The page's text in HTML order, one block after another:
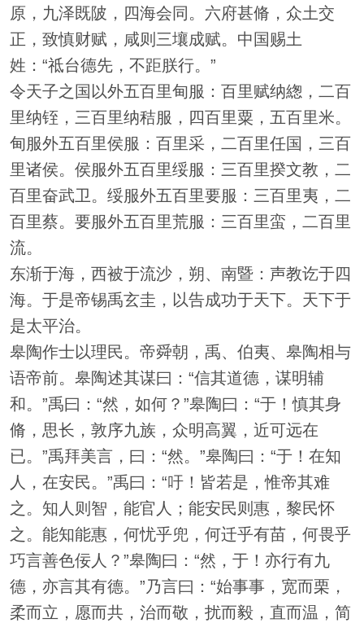
原，九泽既陂，四海会同。六府甚脩，众土交
正，致慎财赋，咸则三壤成赋。中国赐土
姓：“祗台德先，不距朕行。”
令天子之国以外五百里甸服：百里赋纳緫，二百
里纳铚，三百里纳秸服，四百里粟，五百里米。
甸服外五百里侯服：百里采，二百里任国，三百
里诸侯。侯服外五百里绥服：三百里揆文教，二
百里奋武卫。绥服外五百里要服：三百里夷，二
百里蔡。要服外五百里荒服：三百里蛮，二百里
流。
东渐于海，西被于流沙，朔、南暨：声教讫于四
海。于是帝锡禹玄圭，以告成功于天下。天下于
是太平治。
皋陶作士以理民。帝舜朝，禹、伯夷、皋陶相与
语帝前。皋陶述其谋曰：“信其道德，谋明辅
和。”禹曰：“然，如何？”皋陶曰：“于！慎其身
脩，思长，敦序九族，众明高翼，近可远在
已。”禹拜美言，曰：“然。”皋陶曰：“于！在知
人，在安民。”禹曰：“吁！皆若是，惟帝其难
之。知人则智，能官人；能安民则惠，黎民怀
之。能知能惠，何忧乎兜，何迁乎有苗，何畏乎
巧言善色佞人？”皋陶曰：“然，于！亦行有九
德，亦言其有德。”乃言曰：“始事事，宽而栗，
柔而立，愿而共，治而敬，扰而毅，直而温，简